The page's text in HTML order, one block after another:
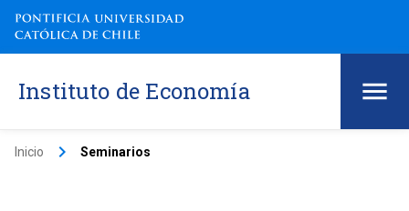
Instituto de Economía
Inicio keyboard_arrow_right Seminarios